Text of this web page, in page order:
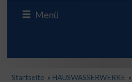
Menü
Startseite » HAUSWASSERWERKE »